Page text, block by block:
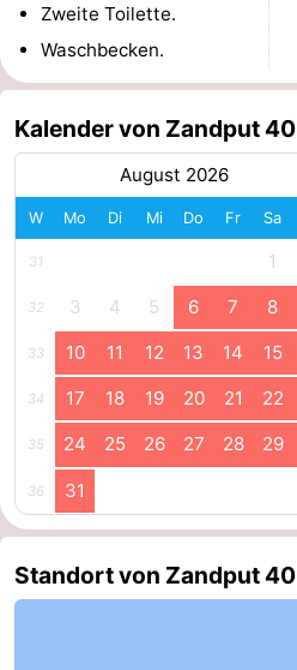
Zweite Toilette.
Waschbecken.
Kalender von Zandput 40
August 2026
W Mo Di Mi Do Fr Sa
31 1
32 3 4 5 6 7 8
33 10 11 12 13 14 15
34 17 18 19 20 21 22
35 24 25 26 27 28 29
36 31
Standort von Zandput 40